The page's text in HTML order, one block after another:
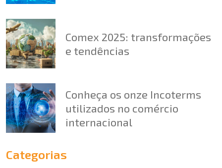
Comex 2025: transformações
e tendências
Conheça os onze Incoterms
utilizados no comércio
internacional
Categorias